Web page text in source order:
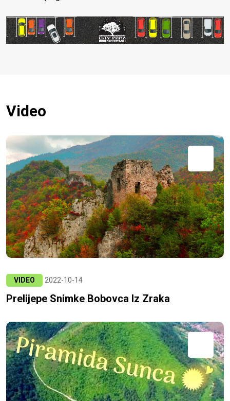
Video
VIDEO 2022-10-14
Prelijepe Snimke Bobovca Iz Zraka